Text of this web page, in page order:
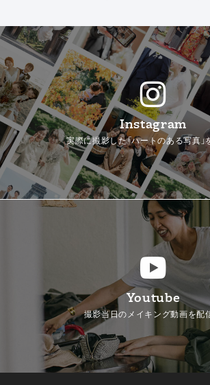
Instagram
実際に撮影した「ハートのある写真」
Youtube
撮影当日のメイキング動画を配